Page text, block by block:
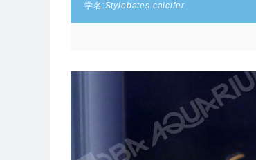
学名:Stylobates calcifer